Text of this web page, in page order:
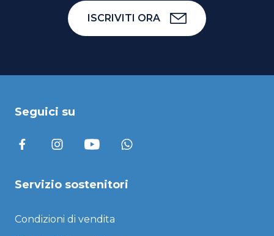
ISCRIVITI ORA
Seguici su
Servizio sostenitori
Condizioni di vendita